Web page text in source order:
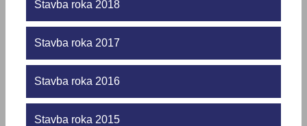
Stavba roka 2018
Stavba roka 2017
Stavba roka 2016
Stavba roka 2015